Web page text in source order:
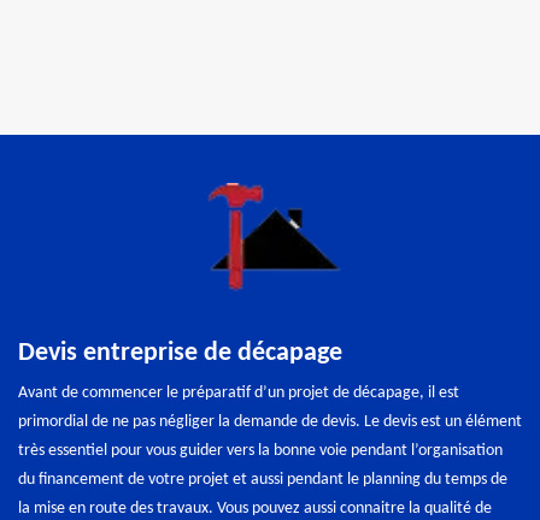
Devis entreprise de décapage
Avant de commencer le préparatif d’un projet de décapage, il est
primordial de ne pas négliger la demande de devis. Le devis est un élément
très essentiel pour vous guider vers la bonne voie pendant l’organisation
du financement de votre projet et aussi pendant le planning du temps de
la mise en route des travaux. Vous pouvez aussi connaitre la qualité de